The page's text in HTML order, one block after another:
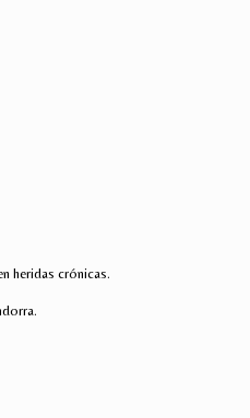
heridas crónicas.